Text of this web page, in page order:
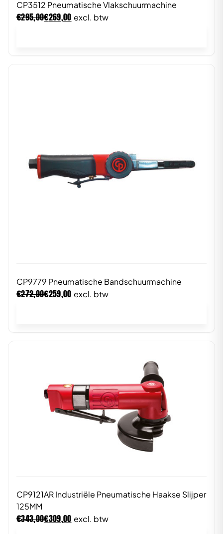
CP3512 Pneumatische Vlakschuurmachine
€295,00€269,00 excl. btw
CP9779 Pneumatische Bandschuurmachine
€272,00€259,00 excl. btw
CP9121AR Industriële Pneumatische Haakse Slijper
125MM
€343,00€309,00 excl. btw